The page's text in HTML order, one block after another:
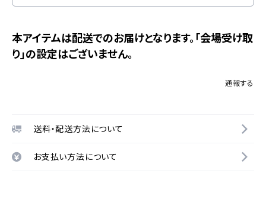
本アイテムは配送でのお届けとなります。「会場受け取
り」の設定はございません。
通報する
送料・配送方法について
お支払い方法について